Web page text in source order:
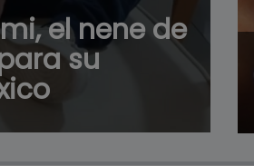
el nene de
su